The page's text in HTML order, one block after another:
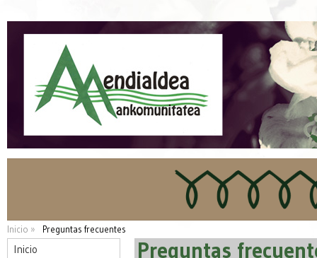
Inicio » Preguntas frecuentes
Inicio
Preguntas